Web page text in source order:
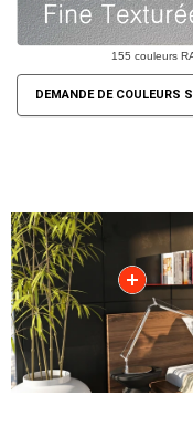
155 couleurs
DEMANDE DE COULEURS